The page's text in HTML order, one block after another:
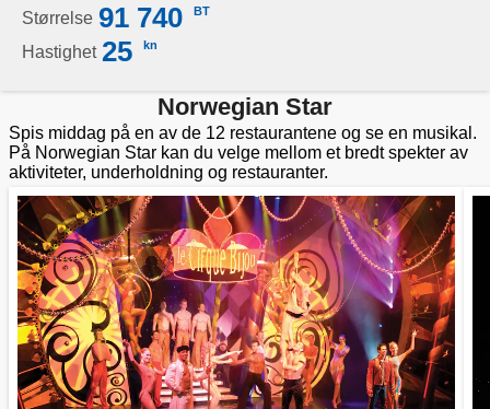
Størrelse 91 740 BT
Hastighet 25 kn
Norwegian Star
Spis middag på en av de 12 restaurantene og se en musikal.
På Norwegian Star kan du velge mellom et bredt spekter av
aktiviteter, underholdning og restauranter.